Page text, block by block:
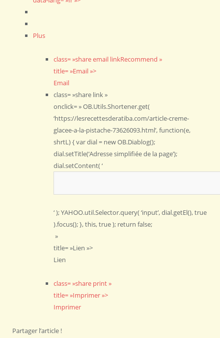
Plus
class= »share email linkRecommend »
title= »Email »>
Email
class= »share link »
onclick= » OB.Utils.Shortener.get(
‘https://lesrecettesderatiba.com/article-creme-
glacee-a-la-pistache-73626093.html’, function(e,
shrtL) { var dial = new OB.Diablog();
dial.setTitle(‘Adresse simplifiée de la page’);
dial.setContent( ‘
‘ ); YAHOO.util.Selector.query( ‘input’, dial.getEl(), true
).focus(); }, this, true ); return false;
»
title= »Lien »>
Lien
class= »share print »
title= »Imprimer »>
Imprimer
Partager l’article !